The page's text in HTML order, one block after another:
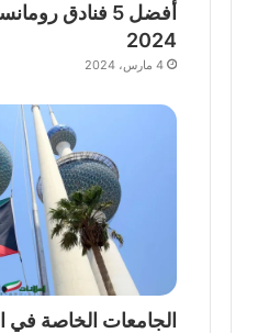
أفضل 5 فنادق
2024
4 مارس، 2024
الجامعات الخاصة في